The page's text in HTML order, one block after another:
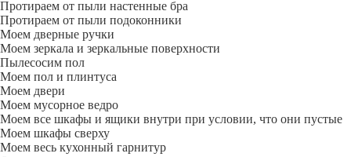
Протираем от пыли настенные бра
Протираем от пыли подоконники
Моем дверные ручки
Моем зеркала и зеркальные поверхности
Пылесосим пол
Моем пол и плинтуса
Моем двери
Моем мусорное ведро
Моем все шкафы и ящики внутри при условии, что они пустые
Моем шкафы сверху
Моем весь кухонный гарнитур